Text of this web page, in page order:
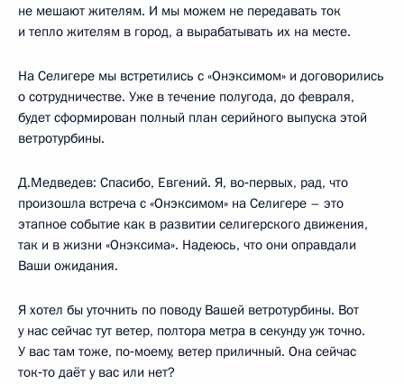
не мешают жителям. И мы можем не передавать ток
и тепло жителям в город, а вырабатывать их на месте.
На Селигере мы встретились с «Онэксимом» и договорились
о сотрудничестве. Уже в течение полугода, до февраля,
будет сформирован полный план серийного выпуска этой
ветротурбины.
Д.Медведев: Спасибо, Евгений. Я, во‑первых, рад, что
произошла встреча с «Онэксимом» на Селигере – это
этапное событие как в развитии селигерского движения,
так и в жизни «Онэксима». Надеюсь, что они оправдали
Ваши ожидания.
Я хотел бы уточнить по поводу Вашей ветротурбины. Вот
у нас сейчас тут ветер, полтора метра в секунду уж точно.
У вас там тоже, по‑моему, ветер приличный. Она сейчас
ток‑то даёт у вас или нет?